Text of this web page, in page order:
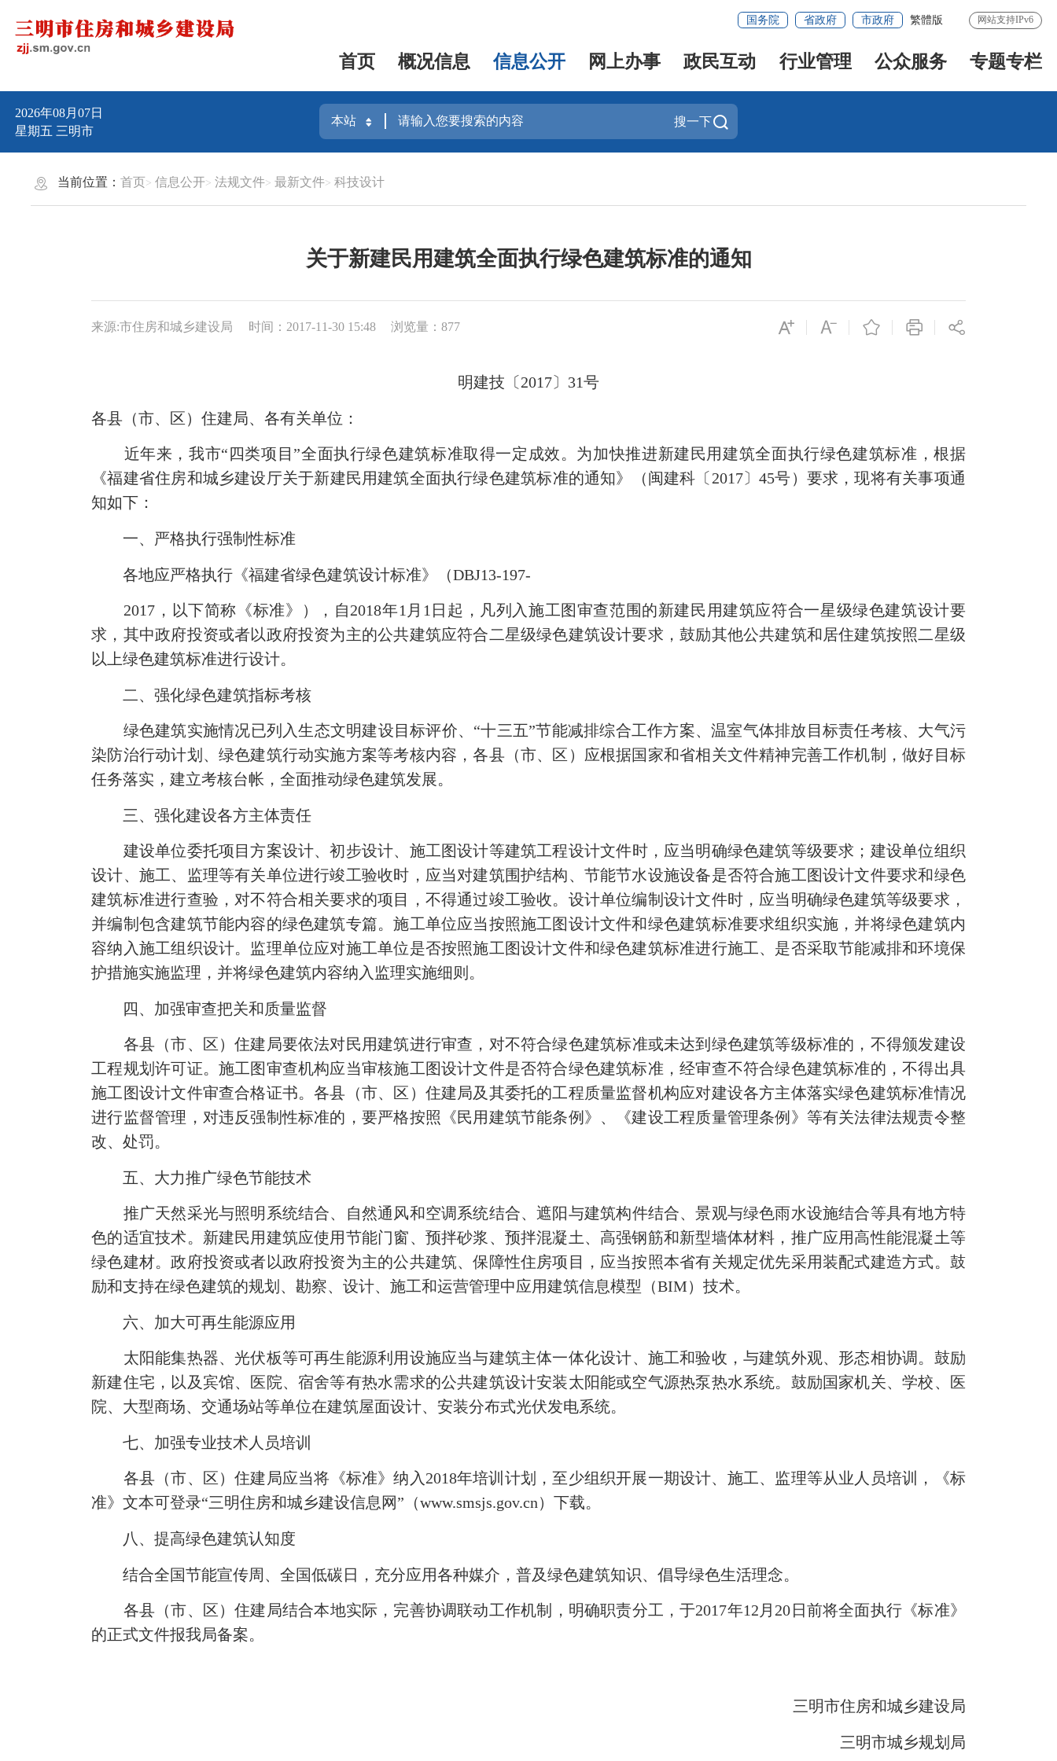
国务院 省政府 市政府 繁體版 网站支持IPv6
首页 概况信息 信息公开 网上办事 政民互动 行业管理 公众服务 专题专栏
2026年08月07日
星期五 三明市
搜一下
当前位置：首页 信息公开 法规文件 最新文件 科技设计
关于新建民用建筑全面执行绿色建筑标准的通知
来源:市住房和城乡建设局 时间：2017-11-30 15:48 浏览量：877
明建技〔2017〕31号
各县（市、区）住建局、各有关单位：
近年来，我市“四类项目”全面执行绿色建筑标准取得一定成效。为加快推进新建民用建筑全面执行绿色建筑标准，根据
《福建省住房和城乡建设厅关于新建民用建筑全面执行绿色建筑标准的通知》（闽建科〔2017〕45号）要求，现将有关事项通
知如下：
一、严格执行强制性标准
各地应严格执行《福建省绿色建筑设计标准》（DBJ13-197-
2017，以下简称《标准》），自2018年1月1日起，凡列入施工图审查范围的新建民用建筑应符合一星级绿色建筑设计要
求，其中政府投资或者以政府投资为主的公共建筑应符合二星级绿色建筑设计要求，鼓励其他公共建筑和居住建筑按照二星级
以上绿色建筑标准进行设计。
二、强化绿色建筑指标考核
绿色建筑实施情况已列入生态文明建设目标评价、“十三五”节能减排综合工作方案、温室气体排放目标责任考核、大气污
染防治行动计划、绿色建筑行动实施方案等考核内容，各县（市、区）应根据国家和省相关文件精神完善工作机制，做好目标
任务落实，建立考核台帐，全面推动绿色建筑发展。
三、强化建设各方主体责任
建设单位委托项目方案设计、初步设计、施工图设计等建筑工程设计文件时，应当明确绿色建筑等级要求；建设单位组织
设计、施工、监理等有关单位进行竣工验收时，应当对建筑围护结构、节能节水设施设备是否符合施工图设计文件要求和绿色
建筑标准进行查验，对不符合相关要求的项目，不得通过竣工验收。设计单位编制设计文件时，应当明确绿色建筑等级要求，
并编制包含建筑节能内容的绿色建筑专篇。施工单位应当按照施工图设计文件和绿色建筑标准要求组织实施，并将绿色建筑内
容纳入施工组织设计。监理单位应对施工单位是否按照施工图设计文件和绿色建筑标准进行施工、是否采取节能减排和环境保
护措施实施监理，并将绿色建筑内容纳入监理实施细则。
四、加强审查把关和质量监督
各县（市、区）住建局要依法对民用建筑进行审查，对不符合绿色建筑标准或未达到绿色建筑等级标准的，不得颁发建设
工程规划许可证。施工图审查机构应当审核施工图设计文件是否符合绿色建筑标准，经审查不符合绿色建筑标准的，不得出具
施工图设计文件审查合格证书。各县（市、区）住建局及其委托的工程质量监督机构应对建设各方主体落实绿色建筑标准情况
进行监督管理，对违反强制性标准的，要严格按照《民用建筑节能条例》、《建设工程质量管理条例》等有关法律法规责令整
改、处罚。
五、大力推广绿色节能技术
推广天然采光与照明系统结合、自然通风和空调系统结合、遮阳与建筑构件结合、景观与绿色雨水设施结合等具有地方特
色的适宜技术。新建民用建筑应使用节能门窗、预拌砂浆、预拌混凝土、高强钢筋和新型墙体材料，推广应用高性能混凝土等
绿色建材。政府投资或者以政府投资为主的公共建筑、保障性住房项目，应当按照本省有关规定优先采用装配式建造方式。鼓
励和支持在绿色建筑的规划、勘察、设计、施工和运营管理中应用建筑信息模型（BIM）技术。
六、加大可再生能源应用
太阳能集热器、光伏板等可再生能源利用设施应当与建筑主体一体化设计、施工和验收，与建筑外观、形态相协调。鼓励
新建住宅，以及宾馆、医院、宿舍等有热水需求的公共建筑设计安装太阳能或空气源热泵热水系统。鼓励国家机关、学校、医
院、大型商场、交通场站等单位在建筑屋面设计、安装分布式光伏发电系统。
七、加强专业技术人员培训
各县（市、区）住建局应当将《标准》纳入2018年培训计划，至少组织开展一期设计、施工、监理等从业人员培训，《标
准》文本可登录“三明住房和城乡建设信息网”（www.smsjs.gov.cn）下载。
八、提高绿色建筑认知度
结合全国节能宣传周、全国低碳日，充分应用各种媒介，普及绿色建筑知识、倡导绿色生活理念。
各县（市、区）住建局结合本地实际，完善协调联动工作机制，明确职责分工，于2017年12月20日前将全面执行《标准》
的正式文件报我局备案。
三明市住房和城乡建设局
三明市城乡规划局